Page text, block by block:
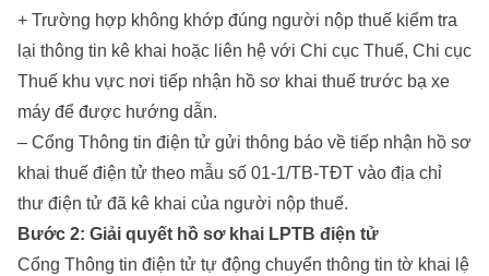
+ Trường hợp không khớp đúng người nộp thuế kiểm tra
lại thông tin kê khai hoặc liên hệ với Chi cục Thuế, Chi cục
Thuế khu vực nơi tiếp nhận hồ sơ khai thuế trước bạ xe
máy để được hướng dẫn.
– Cổng Thông tin điện tử gửi thông báo về tiếp nhận hồ sơ
khai thuế điện tử theo mẫu số 01-1/TB-TĐT vào địa chỉ
thư điện tử đã kê khai của người nộp thuế.
Bước 2: Giải quyết hồ sơ khai LPTB điện tử
Cổng Thông tin điện tử tự động chuyển thông tin tờ khai lệ